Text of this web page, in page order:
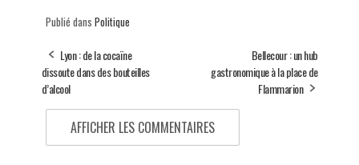
Publié dans Politique
Lyon : de la cocaïne
dissoute dans des bouteilles
d’alcool
Bellecour : un hub
gastronomique à la place de
Flammarion
AFFICHER LES COMMENTAIRES